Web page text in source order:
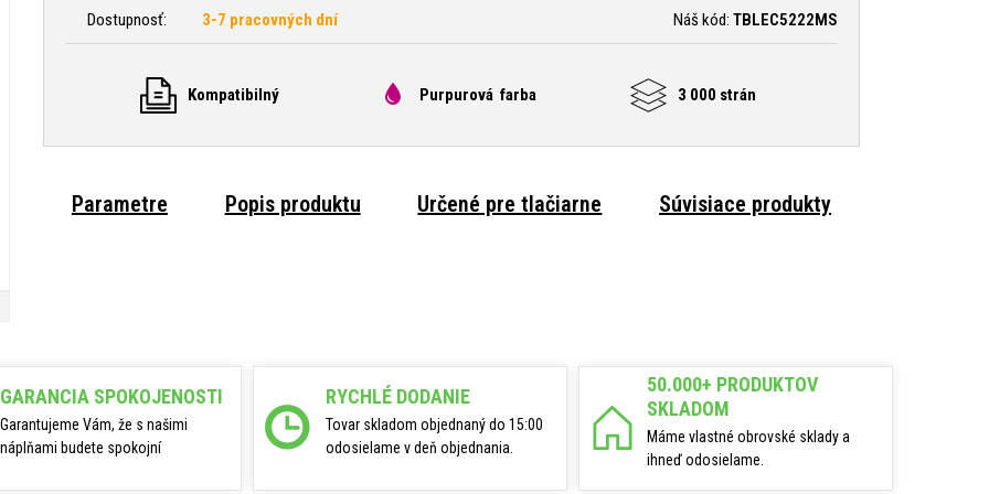
Dostupnosť: 3-7 pracovných dní Náš kód: TBLEC5222MS
Kompatibilný Purpurová farba 3 000 strán
Parametre Popis produktu Určené pre tlačiarne Súvisiace produkty
GARANCIA SPOKOJENOSTI
Garantujeme Vám, že s našimi
náplňami budete spokojní
RYCHLÉ DODANIE
Tovar skladom objednaný do 15:00
odosielame v deň objednania.
50.000+ PRODUKTOV
SKLADOM
Máme vlastné obrovské sklady a
ihneď odosielame.